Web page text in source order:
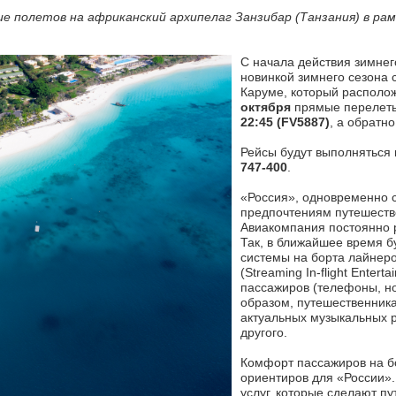
полетов на африканский архипелаг Занзибар (Танзания) в
С начала действия
новинкой зимнего
Каруме, который
октября прямые
22:45 (FV5887) , а
Рейсы будут
747-400
«Россия», одновременно
предпочтениям
Авиакомпания постоянно
Так, в ближайшее время
системы на борта
(Streaming In-flight
пассажиров (телефоны,
образом,
актуальных музыкальных
другого.
Комфорт пассажиров на
ориентиров для
услуг, которые сделают